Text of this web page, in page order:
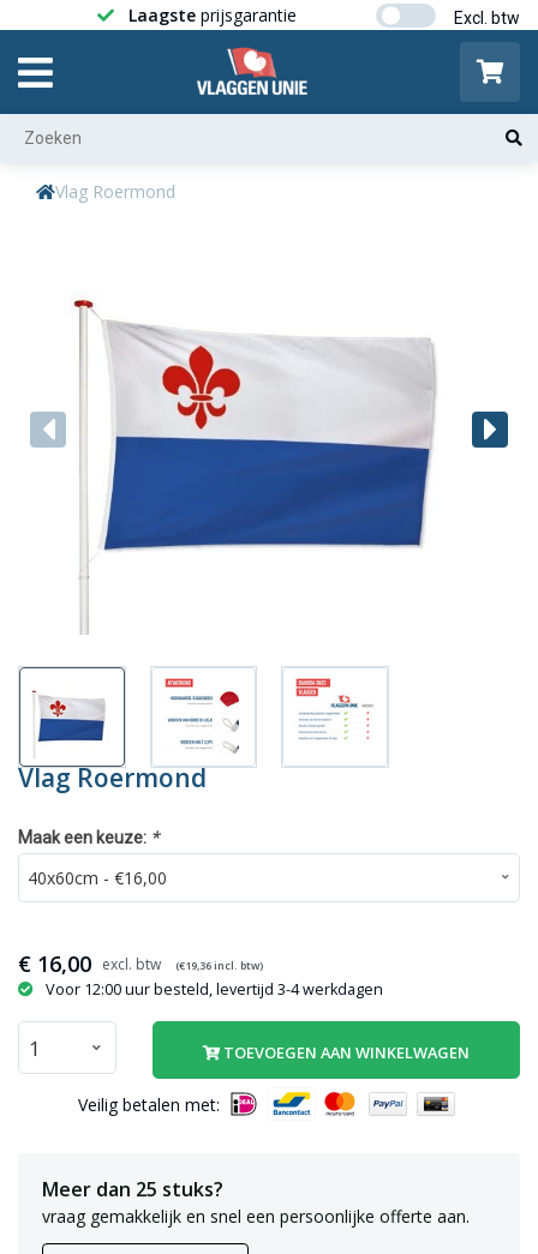
Laagste prijsgarantie Gratis
Vlag Roermond
Vlag Roermond
Maak een keuze: *
€ 16,00 (€19,36incl. btw)
Voor 12:00 uur besteld, levertijd 3-4 werkdagen
TOEVOEGEN AAN WINKELWAGEN
Veilig betalen met:
Meer dan 25 stuks?
vraag gemakkelijk en snel een persoonlijke offerte aan.